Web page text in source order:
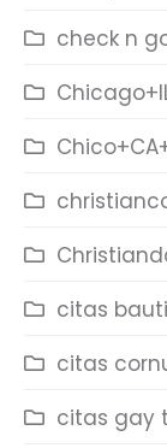
check n
citas
citas
citas gay